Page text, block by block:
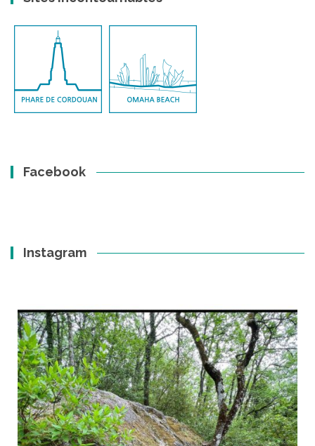
Facebook
Instagram